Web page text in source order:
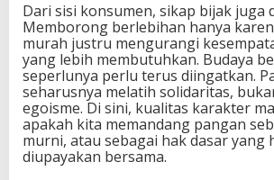
Dari sisi konsumen, sikap bijak juga
Memborong berlebihan hanya
murah justru mengurangi
yang lebih membutuhkan. Budaya
seperlunya perlu terus diingatkan.
seharusnya melatih solidaritas,
egoisme. Di sini, kualitas karakter
apakah kita memandang pangan
murni, atau sebagai hak dasar yang
diupayakan bersama.